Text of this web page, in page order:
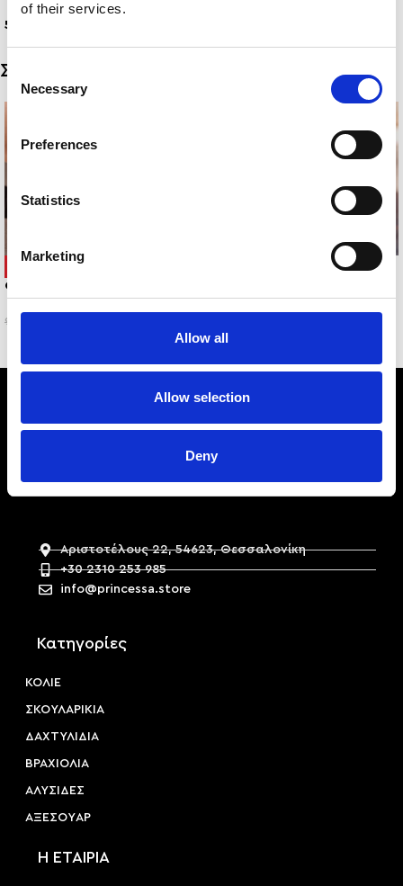
of their services.
Consent
Selection
Necessary
Preferences
Statistics
Marketing
Allow all
Allow selection
Deny
5,00
Σχετικά προϊόντα
GOLDEN COINS
9,00
SUMMER CANDY ANKLET
5,00€
Αριστοτέλους 22, 54623, Θεσσαλονίκη
+30 2310 253 985
info@princessa.store
Κατηγορίες
ΚΟΛΙΕ
ΣΚΟΥΛΑΡΙΚΙΑ
ΔΑΧΤΥΛΙΔΙΑ
ΒΡΑΧΙΟΛΙΑ
ΑΛΥΣΙΔΕΣ
ΑΞΕΣΟΥAΡ
Η ΕΤΑΙΡΙΑ